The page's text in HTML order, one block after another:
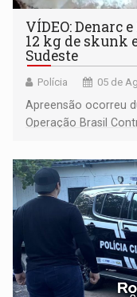
VÍDEO: Denarc
12 kg de skunk
Sudeste
Polícia 05 de
Apreensão ocorreu
Operação Brasil